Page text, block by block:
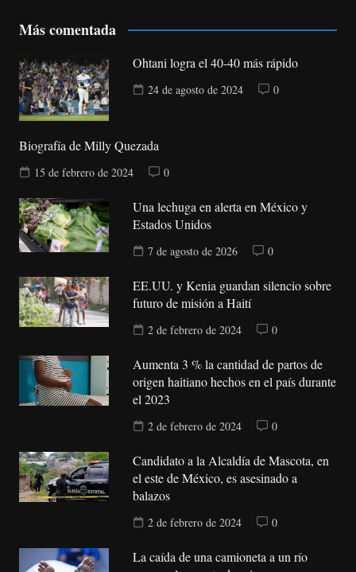
Más comentada
Ohtani logra el 40-40 más rápido
24 de agosto de 2024 0
Biografía de Milly Quezada
15 de febrero de 2024 0
Una lechuga en alerta en México y
Estados Unidos
7 de agosto de 2026 0
EE.UU. y Kenia guardan silencio sobre
futuro de misión a Haití
2 de febrero de 2024 0
Aumenta 3 % la cantidad de partos de
origen haitiano hechos en el país durante
el 2023
2 de febrero de 2024 0
Candidato a la Alcaldía de Mascota, en
el este de México, es asesinado a
balazos
2 de febrero de 2024 0
La caída de una camioneta a un río